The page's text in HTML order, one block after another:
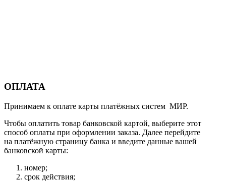
ОПЛАТА
Принимаем к оплате карты платёжных систем МИР.
Чтобы оплатить товар банковской картой, выберите этот
способ оплаты при оформлении заказа. Далее перейдите
на платёжную страницу банка и введите данные вашей
банковской карты:
номер;
срок действия;